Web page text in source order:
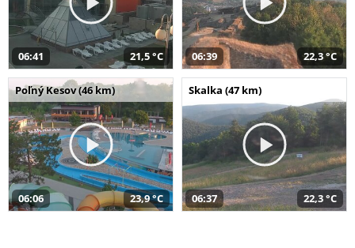
06:41 21,5 °C 06:39 22,3 °C
Poľný Kesov (46 km)
06:06 23,9 °C
Skalka (47 km)
06:37 22,3 °C